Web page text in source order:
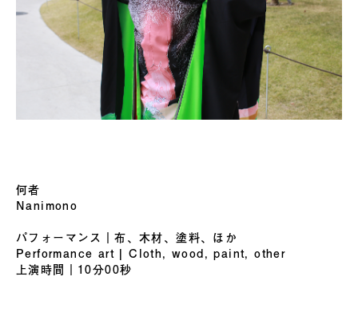
何者
Nanimono
パフォーマンス｜布、木材、塗料、ほか
Performance art | Cloth, wood, paint, other
上演時間｜10分00秒